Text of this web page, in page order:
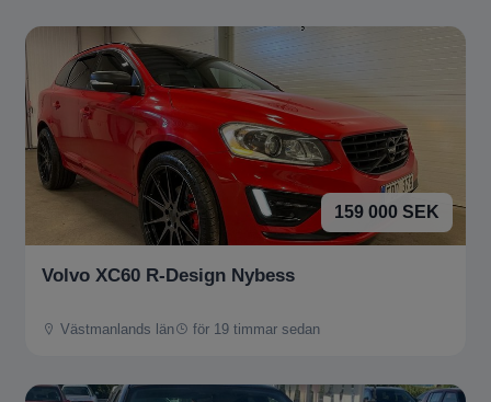
159 000 SEK
Volvo XC60 R-Design Nybess
Västmanlands län för 19 timmar sedan